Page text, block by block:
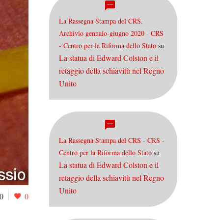
0 0
La Rassegna Stampa del CRS.
Archivio gennaio-giugno 2020 - CRS
- Centro per la Riforma dello Stato su
La statua di Edward Colston e il
retaggio della schiavitù nel Regno
Unito
La Rassegna Stampa del CRS - CRS -
Centro per la Riforma dello Stato su
La statua di Edward Colston e il
retaggio della schiavitù nel Regno
Unito